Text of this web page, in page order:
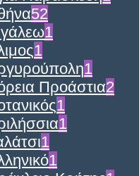
52
1
1
1
Προάστια2
1
1
1
1